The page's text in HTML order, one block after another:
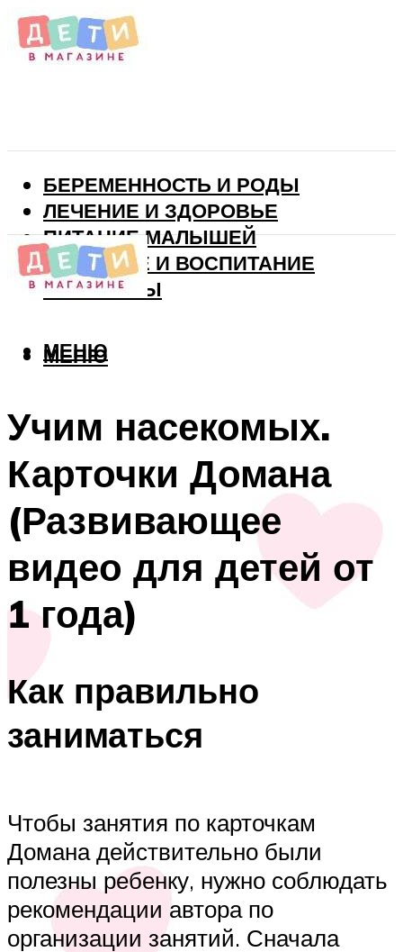
БЕРЕМЕННОСТЬ И РОДЫ
ЛЕЧЕНИЕ И ЗДОРОВЬЕ
ПИТАНИЕ МАЛЫШЕЙ
РАЗВИТИЕ И ВОСПИТАНИЕ
ВИТАМИНЫ
МЕНЮ
МЕНЮ
Учим насекомых.
Карточки Домана
(Развивающее
видео для детей от
1 года)
Как правильно
заниматься
Чтобы занятия по карточкам
Домана действительно были
полезны ребенку, нужно соблюдать
рекомендации автора по
организации занятий. Сначала